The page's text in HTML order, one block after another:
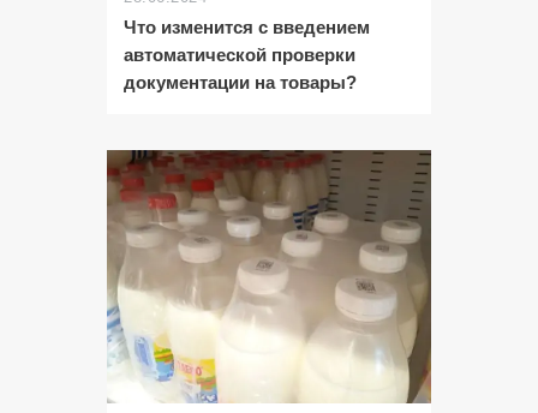
Что изменится с введением
автоматической проверки
документации на товары?